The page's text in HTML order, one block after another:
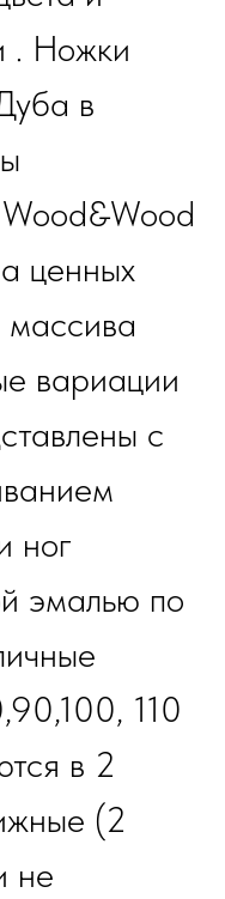
. Ножки
в
ценных
вариации
с
ног
эмалью по
110
в 2
(2
не